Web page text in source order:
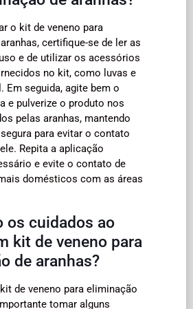
o kit de veneno para
certifique-se de ler as
e de utilizar os acessórios
no kit, como luvas e
Em seguida, agite bem o
e pulverize o produto nos
pelas aranhas, mantendo
para evitar o contato
Repita a aplicação
e evite o contato de
domésticos com as áreas
os cuidados ao
kit de veneno para
de aranhas?
de veneno para eliminação
tomar alguns